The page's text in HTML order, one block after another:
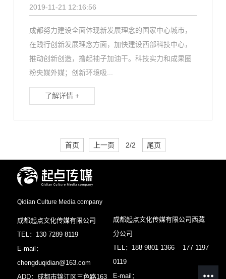
2019-11-21 12:16:56
成都努力建设全面体现新发展理念的国家中心城市，
在践行创新发展理念方面，加快建设西部科技中心，
推动创新创造，撸起袖子加油干。科技实力和成果圈
粉央媒外媒；创新环境吸...
了解详情 +
首页 上一页 2/2 尾页
Qidian Culture Media company
成都起点文化传媒有限公司
TEL：130 7289 8119
E-mail：
chengduqidian@163.com
ADD：成都市锦江区三色路163
成都起点文化传媒有限公司西藏
分公司
TEL：188 9801 1366 177 1197
0119
E-mail：